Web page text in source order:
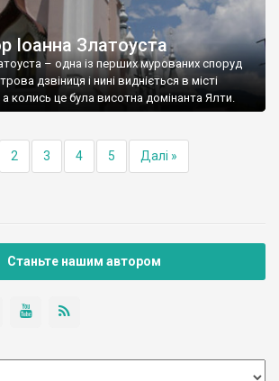
Іоанна Златоуста
– одна із перших мурованих споруд
дзвіниця і нині видніється в місті
колись це була висотна домінанта Ялти.
2 3 4 5 Далі »
Станьте нашим автором